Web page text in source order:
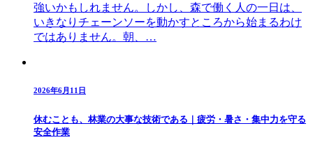
強いかもしれません。しかし、森で働く人の一日は、
いきなりチェーンソーを動かすところから始まるわけ
ではありません。朝、…
2026年6月11日
休むことも、林業の大事な技術である｜疲労・暑さ・集中力を守る
安全作業